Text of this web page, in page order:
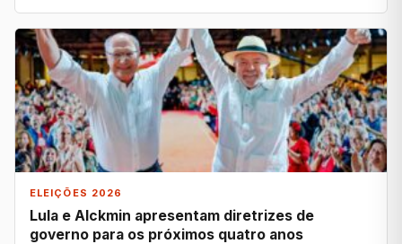
ELEIÇÕES 2026
Lula e Alckmin apresentam diretrizes de
governo para os próximos quatro anos